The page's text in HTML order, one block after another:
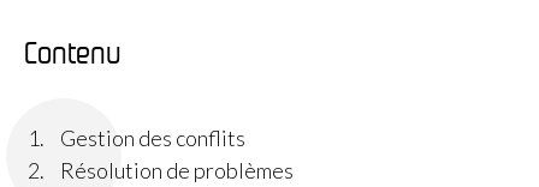
Contenu​
Gestion des conflits
Résolution de problèmes